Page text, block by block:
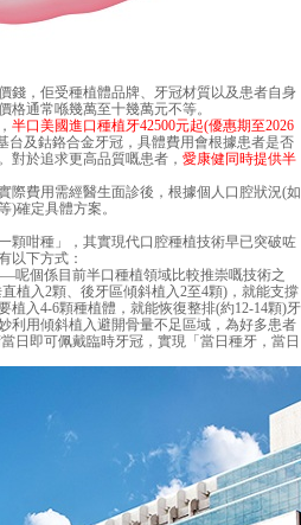
，佢受種植體品牌、牙冠材質以及患者自身
格通常喺幾萬至十幾萬元不等。
半口美國進口種植牙42500元起(優惠期至2026
台及鈷鉻合金牙冠，具體費用會根據患者是否
對於追求更高品質嘅患者， 愛康健同時提供半
費用需經醫生面診後，根據個人口腔狀況(如
)確定具體方案。
咁種」，其實現代口腔種植技術早已突破咗
以下方式：
個係目前半口種植領域比較推崇嘅技術之
植入2顆、後牙區傾斜植入2至4顆)，就能支撐
植入4-6顆種植體，就能恢復整排(約12-14顆)牙
利用傾斜植入避開骨量不足區域，為好多患者
日即可佩戴臨時牙冠，實現「當日種牙，當日